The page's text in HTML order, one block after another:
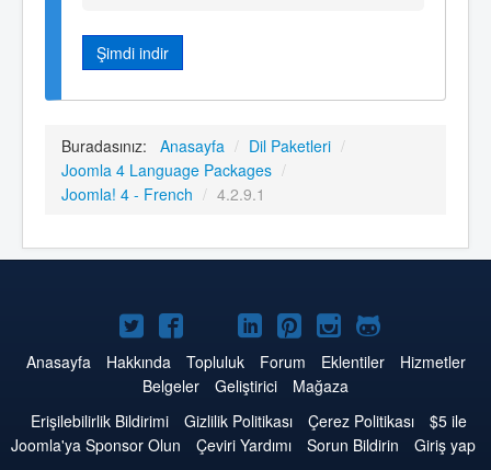
Şimdi indir
Buradasınız: Anasayfa / Dil Paketleri /
Joomla 4 Language Packages /
Joomla! 4 - French / 4.2.9.1
Twitter'da
Joomla
Facebook'da
Joomla
YouTube'da
Joomla
LinkedIn'de
Joomla
Pinterest'de
Joomla
Instagram'da
Joomla
GitHub'da
Joomla
Anasayfa Hakkında Topluluk Forum Eklentiler
Hizmetler
Belgeler
Geliştirici
Mağaza
Erişilebilirlik Bildirimi
Gizlilik Politikası Çerez Politikası
$5 ile
Joomla'ya Sponsor Olun
Çeviri Yardımı Sorun Bildirin
Giriş yap